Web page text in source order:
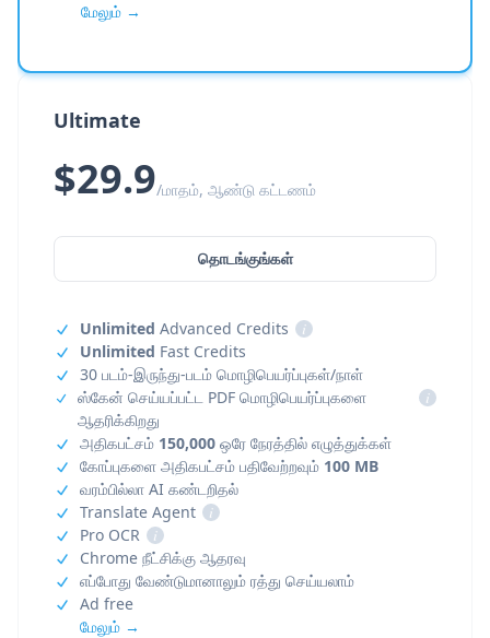
மேலும் →
Ultimate
$29.9/மாதம், ஆண்டு கட்டணம்
தொடங்குங்கள்
Unlimited Advanced Credits
i
Unlimited Fast Credits
30 படம்-இருந்து-படம் மொழிபெயர்ப்புகள்/நாள்
ஸ்கேன் செய்யப்பட்ட PDF மொழிபெயர்ப்புகளை
ஆதரிக்கிறது
i
அதிகபட்சம் 150,000 ஒரே நேரத்தில் எழுத்துக்கள்
கோப்புகளை அதிகபட்சம் பதிவேற்றவும் 100 MB
வரம்பில்லா AI கண்டறிதல்
Translate Agent
i
Pro OCR
i
Chrome நீட்சிக்கு ஆதரவு
எப்போது வேண்டுமானாலும் ரத்து செய்யலாம்
Ad free
மேலும் →